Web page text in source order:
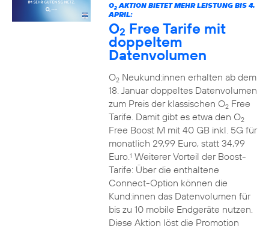
O2AKTION BIETET MEHR LEISTUNG BIS 4.
APRIL:
O2 Free Tarife mit
doppeltem
Datenvolumen
O2Neukund:innen erhalten ab dem
18. Januar doppeltes Datenvolumen
zum Preis der klassischen O2Free
Tarife. Damit gibt es etwa den O2
Free Boost M mit 40 GB inkl. 5G für
monatlich 29,99 Euro, statt 34,99
Euro.1 Weiterer Vorteil der Boost-
Tarife: Über die enthaltene
Connect-Option können die
Kund:innen das Datenvolumen für
bis zu 10 mobile Endgeräte nutzen.
Diese Aktion löst die Promotion